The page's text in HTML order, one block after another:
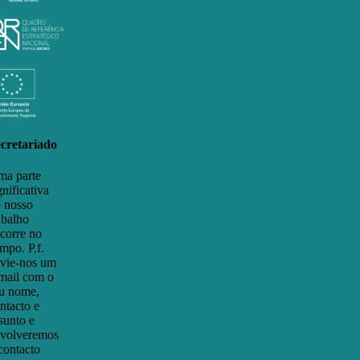
parte
nosso
no
P.f.
nos um
com o
nome,
e
e